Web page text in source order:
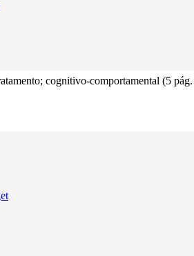
cognitivo-comportamental (5 pág.